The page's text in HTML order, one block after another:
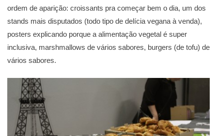
ordem de aparição: croissants pra começar bem o dia, um dos
stands mais disputados (todo tipo de delícia vegana à venda),
posters explicando porque a alimentação vegetal é super
inclusiva, marshmallows de vários sabores, burgers (de tofu) de
vários sabores.